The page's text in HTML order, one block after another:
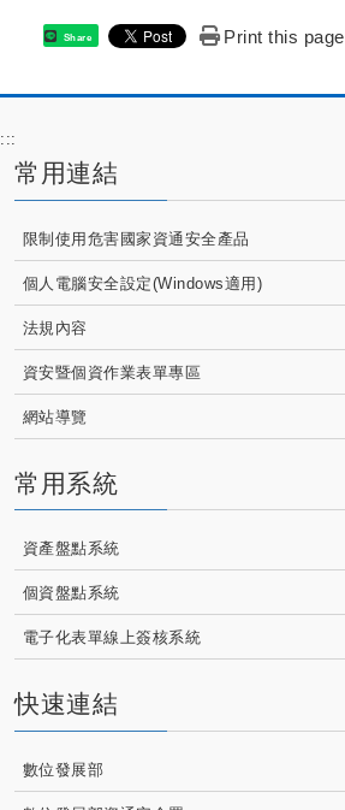
Share Print this page
:::
常用連結
限制使用危害國家資通安全產品
個人電腦安全設定(Windows適用)
法規內容
資安暨個資作業表單專區
網站導覽
常用系統
資產盤點系統
個資盤點系統
電子化表單線上簽核系統
快速連結
數位發展部